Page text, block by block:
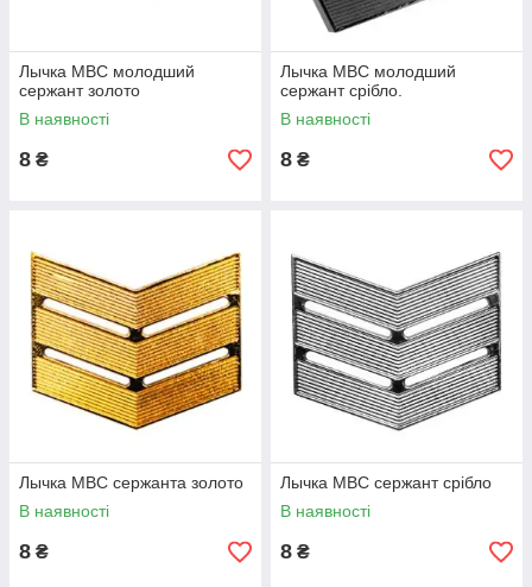
Лычка МВС молодший
сержант золото
В наявності
8 ₴
Лычка МВС молодший
сержант срібло.
В наявності
8 ₴
Лычка МВС сержанта золото
В наявності
8 ₴
Лычка МВС сержант срібло
В наявності
8 ₴